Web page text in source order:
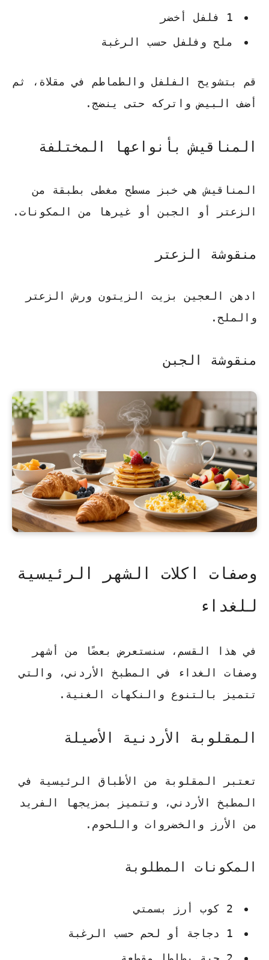
1 فلفل أخضر
ملح وفلفل حسب الرغبة
قم بتشويح الفلفل والطماطم في مقلاة، ثم
أضف البيض واتركه حتى ينضج.
المناقيش بأنواعها المختلفة
المناقيش هي خبز مسطح مغطى بطبقة من
الزعتر أو الجبن أو غيرها من المكونات.
منقوشة الزعتر
ادهن العجين بزيت الزيتون ورش الزعتر
والملح.
منقوشة الجبن
وصفات اكلات الشهر الرئيسية
للغداء
في هذا القسم، سنستعرض بعضًا من أشهر
وصفات الغداء في المطبخ الأردني، والتي
تتميز بالتنوع والنكهات الغنية.
المقلوبة الأردنية الأصيلة
تعتبر المقلوبة من الأطباق الرئيسية في
المطبخ الأردني، وتتميز بمزيجها الفريد
من الأرز والخضروات واللحوم.
المكونات المطلوبة
2 كوب أرز بسمتي
1 دجاجة أو لحم حسب الرغبة